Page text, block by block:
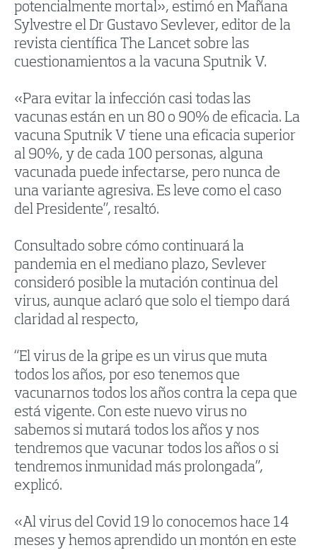
potencialmente mortal», estimó en Mañana
Sylvestre el Dr Gustavo Sevlever, editor de la
revista científica The Lancet sobre las
cuestionamientos a la vacuna Sputnik V.
«Para evitar la infección casi todas las
vacunas están en un 80 o 90% de eficacia. La
vacuna Sputnik V tiene una eficacia superior
al 90%, y de cada 100 personas, alguna
vacunada puede infectarse, pero nunca de
una variante agresiva. Es leve como el caso
del Presidente”, resaltó.
Consultado sobre cómo continuará la
pandemia en el mediano plazo, Sevlever
consideró posible la mutación continua del
virus, aunque aclaró que solo el tiempo dará
claridad al respecto,
“El virus de la gripe es un virus que muta
todos los años, por eso tenemos que
vacunarnos todos los años contra la cepa que
está vigente. Con este nuevo virus no
sabemos si mutará todos los años y nos
tendremos que vacunar todos los años o si
tendremos inmunidad más prolongada”,
explicó.
«Al virus del Covid 19 lo conocemos hace 14
meses y hemos aprendido un montón en este